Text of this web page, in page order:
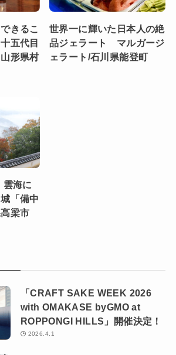
きるこ
五代目
形県村
世界一に輝いた日本人の絶
品ジェラート マルガージ
ェラート/石川県能登町
雲海に
「備中
梁市
「CRAFT SAKE WEEK 2026
with OMAKASE byGMO at
ROPPONGI HILLS」開催決定！
2026.4.1